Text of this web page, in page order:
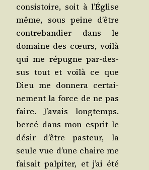
consis­toire, soit à l’É­glise
même, sous peine d’être
contre­ban­dier dans le
domaine des cœurs, voi­là
qui me répugne par-des­
sus tout et voi­là ce que
Dieu me don­ne­ra cer­tai­
ne­ment la force de ne pas
faire. J’a­vais long­temps.
ber­cé dans mon esprit le
désir d’être pas­teur, la
seule vue d’une chaire me
fai­sait pal­pi­ter, et j’ai été